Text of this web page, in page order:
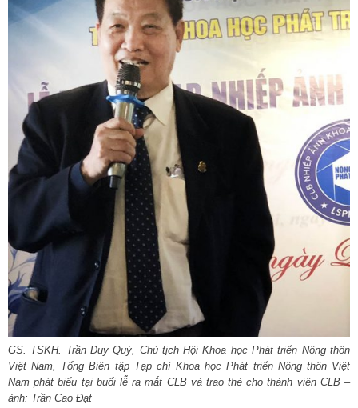
GS. TSKH. Trần Duy Quý, Chủ tịch Hội Khoa học Phát triển Nông thôn
Việt Nam, Tổng Biên tập Tạp chí Khoa học Phát triển Nông thôn Việt
Nam phát biểu tại buổi lễ ra mắt CLB và trao thẻ cho thành viên CLB –
ảnh: Trần Cao Đạt